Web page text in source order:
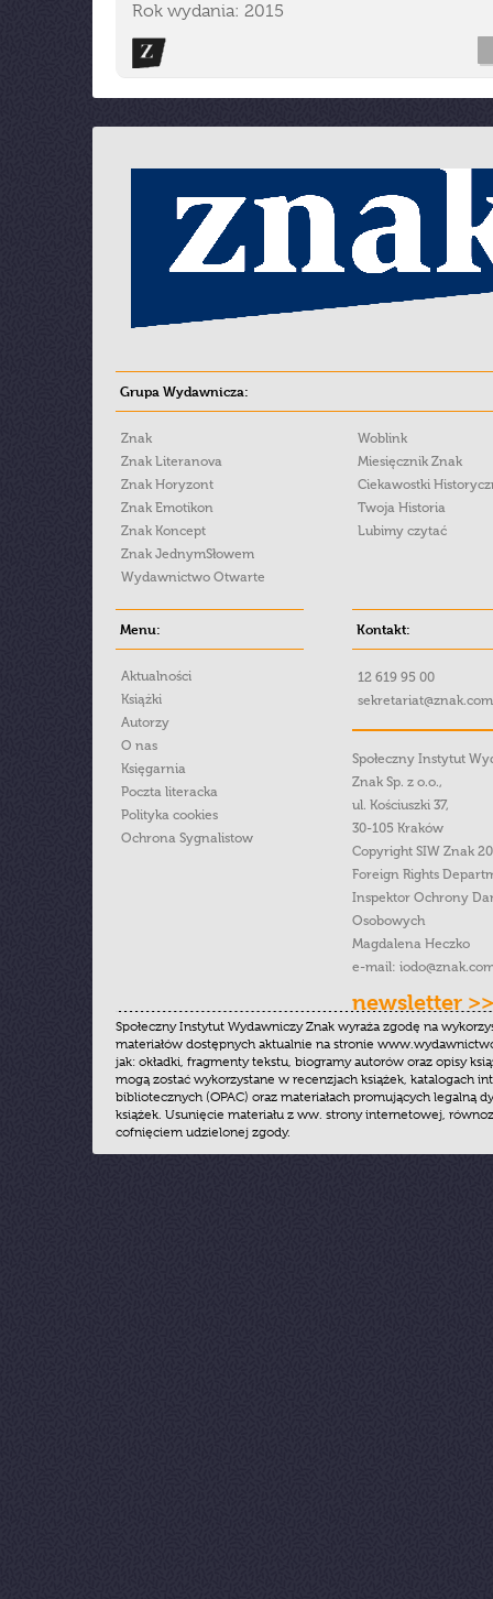
Rok wydania: 2015
Grupa Wydawnicza:
Znak
Znak Literanova
Znak Horyzont
Znak Emotikon
Znak Koncept
Znak JednymSłowem
Wydawnictwo Otwarte
Woblink
Miesięcznik Znak
Ciekawostki
Twoja Historia
Lubimy czytać
Menu:
Aktualności
Książki
Autorzy
O nas
Księgarnia
Poczta literacka
Polityka cookies
Ochrona Sygnalistow
Kontakt:
12 619 95 00
Społeczny Instytut
Znak Sp. z o.o.,
ul. Kościuszki 37,
30-105 Kraków
Copyright SIW Znak
Foreign Rights
Inspektor Ochrony
Osobowych
Magdalena Heczko
e-mail:
newsletter >>
Społeczny Instytut Wydawniczy Znak wyraża zgodę na
materiałów dostępnych aktualnie na stronie
jak: okładki, fragmenty tekstu, biogramy autorów oraz opisy
mogą zostać wykorzystane w recenzjach książek, katalogach
bibliotecznych (OPAC) oraz materiałach promujących legalną
książek. Usunięcie materiału z ww. strony internetowej,
cofnięciem udzielonej zgody.